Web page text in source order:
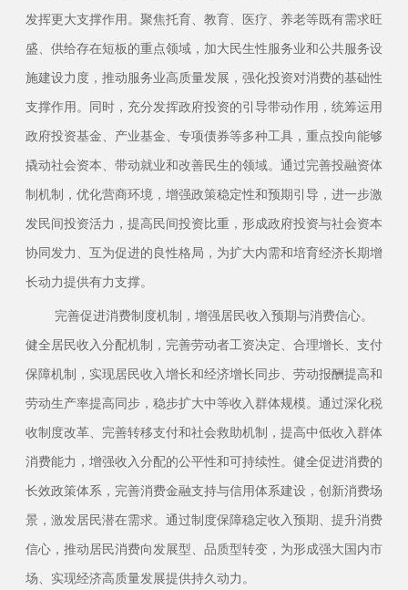
发挥更大支撑作用。聚焦托育、教育、医疗、养老等既有需求旺
盛、供给存在短板的重点领域，加大民生性服务业和公共服务设
施建设力度，推动服务业高质量发展，强化投资对消费的基础性
支撑作用。同时，充分发挥政府投资的引导带动作用，统筹运用
政府投资基金、产业基金、专项债券等多种工具，重点投向能够
撬动社会资本、带动就业和改善民生的领域。通过完善投融资体
制机制，优化营商环境，增强政策稳定性和预期引导，进一步激
发民间投资活力，提高民间投资比重，形成政府投资与社会资本
协同发力、互为促进的良性格局，为扩大内需和培育经济长期增
长动力提供有力支撑。
完善促进消费制度机制，增强居民收入预期与消费信心。
健全居民收入分配机制，完善劳动者工资决定、合理增长、支付
保障机制，实现居民收入增长和经济增长同步、劳动报酬提高和
劳动生产率提高同步，稳步扩大中等收入群体规模。通过深化税
收制度改革、完善转移支付和社会救助机制，提高中低收入群体
消费能力，增强收入分配的公平性和可持续性。健全促进消费的
长效政策体系，完善消费金融支持与信用体系建设，创新消费场
景，激发居民潜在需求。通过制度保障稳定收入预期、提升消费
信心，推动居民消费向发展型、品质型转变，为形成强大国内市
场、实现经济高质量发展提供持久动力。